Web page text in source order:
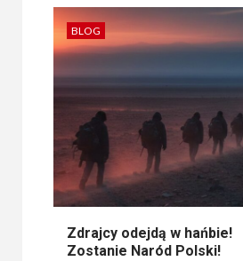
BLOG
Zdrajcy odejdą w hańbie!
Zostanie Naród Polski!